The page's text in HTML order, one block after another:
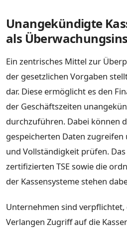
Unangekündigte
als
Ein zentrisches Mittel zur
der gesetzlichen Vorgaben
dar. Diese ermöglicht es den
der Geschäftszeiten
durchzuführen. Dabei können
gespeicherten Daten
und Vollständigkeit prüfen.
zertifizierten TSE sowie die
der Kassensysteme stehen
Unternehmen sind
Verlangen Zugriff auf die